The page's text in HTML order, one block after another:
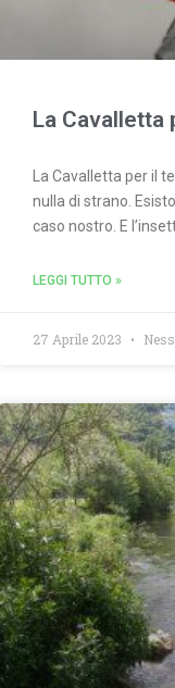
La Cavalletta
La Cavalletta per il
nulla di strano.
caso nostro. E
LEGGI TUTTO »
27 Aprile 2023